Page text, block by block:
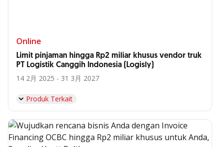
Online
Limit pinjaman hingga Rp2 miliar khusus vendor truk
PT Logistik Canggih Indonesia (Logisly)
14 2月 2025 - 31 3月 2027
Produk Terkait